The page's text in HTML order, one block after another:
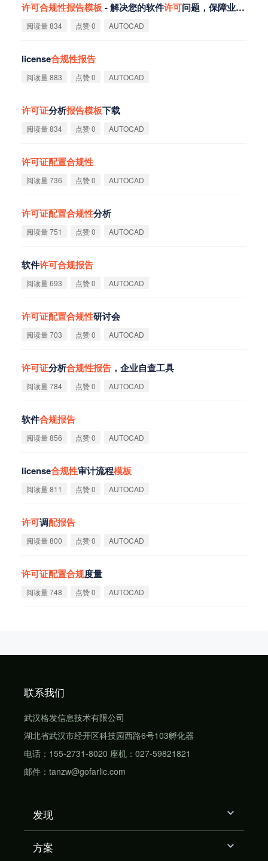
许可合规性报告模板- 解决您的软件许可问题，保障业务连续
阅读量 834 点赞 0 AUTOCAD
license合规性报告
阅读量 883 点赞 0 AUTOCAD
许可证分析报告模板下载
阅读量 834 点赞 0 AUTOCAD
许可证配置合规性
阅读量 736 点赞 0 AUTOCAD
许可证配置合规性分析
阅读量 751 点赞 0 AUTOCAD
软件许可合规报告
阅读量 693 点赞 0 AUTOCAD
许可证配置合规性研讨会
阅读量 703 点赞 0 AUTOCAD
许可证分析合规性报告 ，企业自查工具
阅读量 784 点赞 0 AUTOCAD
软件合规报告
阅读量 856 点赞 0 AUTOCAD
license合规性审计流程模板
阅读量 811 点赞 0 AUTOCAD
许可调配报告
阅读量 800 点赞 0 AUTOCAD
许可证配置合规度量
阅读量 748 点赞 0 AUTOCAD
联系我们
武汉格发信息技术有限公司
湖北省武汉市经开区科技园西路6号103孵化器
电话：155-2731-8020 座机：027-59821821
邮件：tanzw@gofarlic.com
发现
方案